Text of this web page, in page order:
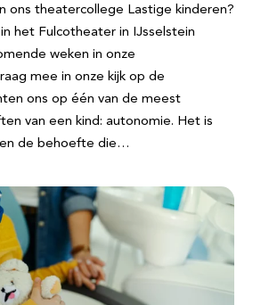
ons theatercollege Lastige kinderen?
het Fulcotheater in IJsselstein
weken in onze
mee in onze kijk op de
ons op één van de meest
van een kind: autonomie. Het is
de behoefte die…